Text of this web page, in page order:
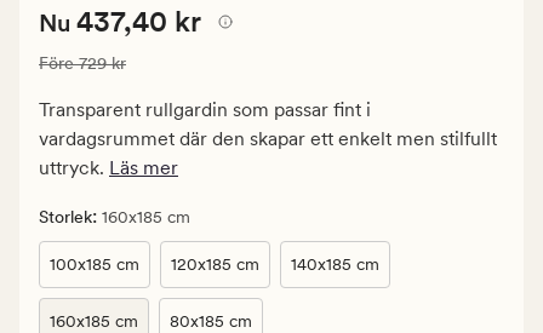
Nuvarande
437,40
kr.
Ordinarie
pris
kr
Nuvarande pris
Nu 437,40 kr
Ordinarie pris
Före729 kr
Transparent rullgardin som passar fint i
vardagsrummet där den skapar ett enkelt men stilfullt
uttryck. Läs mer
Storlek: 160x185 cm
100x185 cm 120x185 cm 140x185 cm
160x185 cm 80x185 cm